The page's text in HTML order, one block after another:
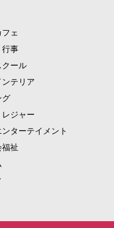
フェ
行事
クール
テリア
グ
ジャー
ターテイメント
祉